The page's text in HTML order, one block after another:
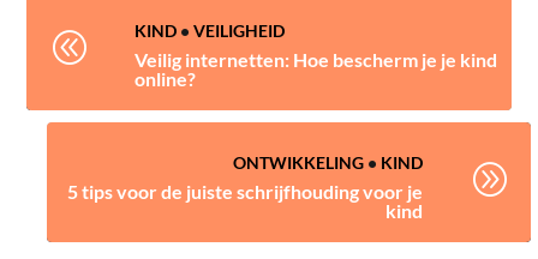
@ KIND •VEILIGHEID
Veilig internetten: Hoe bescherm je je kind
online?
ONTWIKKELING• KIND
5 tips voor de juiste schrijfhouding voor je
kind
A